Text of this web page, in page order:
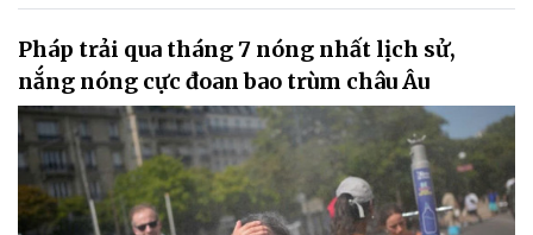
Pháp trải qua tháng 7 nóng nhất lịch sử,
nắng nóng cực đoan bao trùm châu Âu